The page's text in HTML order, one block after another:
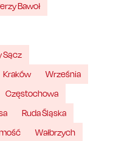
Bawoł
Sącz
Kraków
Września
Częstochowa
Ruda Śląska
Wałbrzych